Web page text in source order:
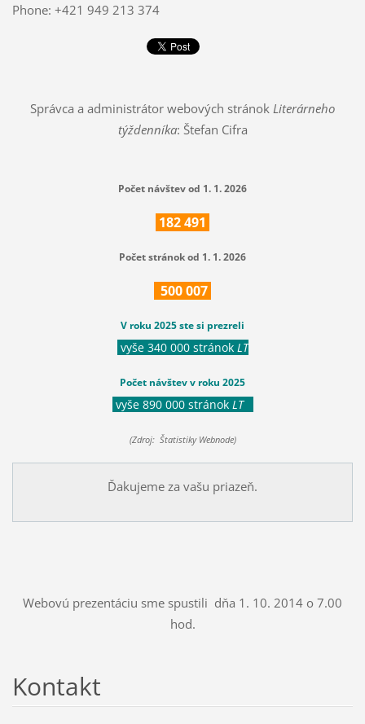
Phone: +421 949 213 374
Správca a administrátor webových stránok Literárneho
týždenníka: Štefan Cifra
Počet návštev od 1. 1. 2026
182491
Počet stránok od 1. 1. 2026
500007
V roku 2025 ste si prezreli
vyše 340 000 stránok LT
Počet návštev v roku 2025
vyše 890 000 stránok LT
(Zdroj: Štatistiky Webnode)
Ďakujeme za vašu priazeň.
Webovú prezentáciu sme spustili dňa 1. 10. 2014 o 7.00
hod.
Kontakt